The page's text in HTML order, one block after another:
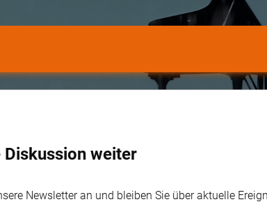
Diskussion weiter
Newsletter an und bleiben Sie über aktuelle